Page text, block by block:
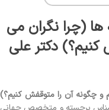
(چرا نگران می
دکتر علی
و چگونه آن را متوقفش کنیم؟)